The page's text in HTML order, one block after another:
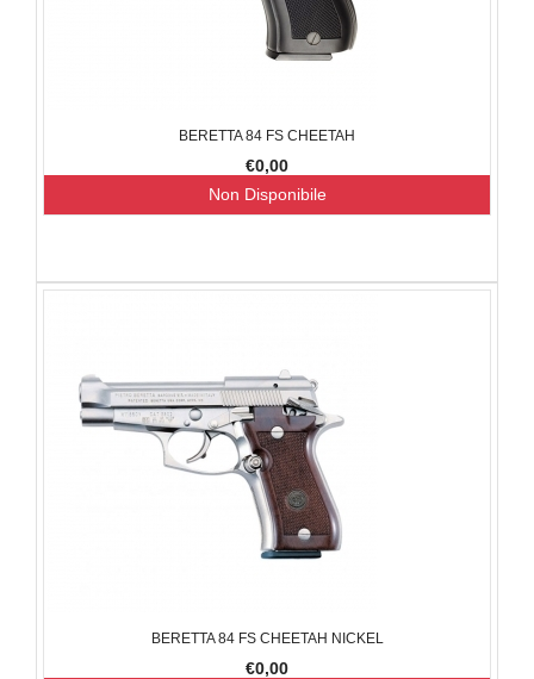
BERETTA 84 FS CHEETAH
€0,00
Non Disponibile
BERETTA 84 FS CHEETAH NICKEL
€0,00